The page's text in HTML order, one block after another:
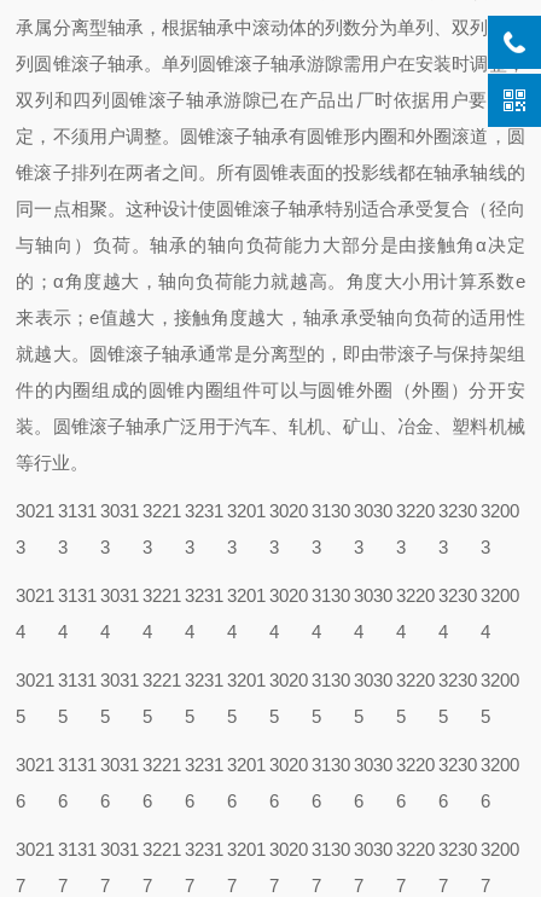
承属分离型轴承，根据轴承中滚动体的列数分为单列、双列和四
列圆锥滚子轴承。单列圆锥滚子轴承游隙需用户在安装时调整；
双列和四列圆锥滚子轴承游隙已在产品出厂时依据用户要求给
定，不须用户调整。圆锥滚子轴承有圆锥形内圈和外圈滚道，圆
锥滚子排列在两者之间。所有圆锥表面的投影线都在轴承轴线的
同一点相聚。这种设计使圆锥滚子轴承特别适合承受复合（径向
与轴向）负荷。轴承的轴向负荷能力大部分是由接触角α决定
的；α角度越大，轴向负荷能力就越高。角度大小用计算系数e
来表示；e值越大，接触角度越大，轴承承受轴向负荷的适用性
就越大。圆锥滚子轴承通常是分离型的，即由带滚子与保持架组
件的内圈组成的圆锥内圈组件可以与圆锥外圈（外圈）分开安
装。圆锥滚子轴承广泛用于汽车、轧机、矿山、冶金、塑料机械
等行业。
3021
3
3131
3
3031
3
3221
3
3231
3
3201
3
3020
3
3130
3
3030
3
3220
3
3230
3
3200
3
3021
4
3131
4
3031
4
3221
4
3231
4
3201
4
3020
4
3130
4
3030
4
3220
4
3230
4
3200
4
3021
5
3131
5
3031
5
3221
5
3231
5
3201
5
3020
5
3130
5
3030
5
3220
5
3230
5
3200
5
3021
6
3131
6
3031
6
3221
6
3231
6
3201
6
3020
6
3130
6
3030
6
3220
6
3230
6
3200
6
3021
7
3131
7
3031
7
3221
7
3231
7
3201
7
3020
7
3130
7
3030
7
3220
7
3230
7
3200
7